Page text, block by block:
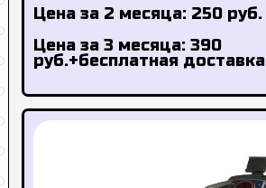
Цена за 2 месяца: 250 руб.
Цена за 3 месяца: 390
руб.+бесплатная доставка